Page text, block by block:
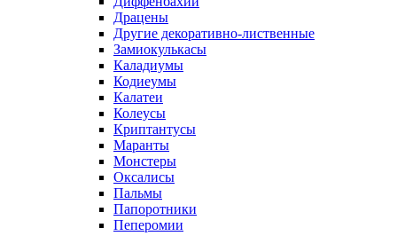
Драцены
Другие декоративно-лиственные
Замиокулькасы
Каладиумы
Кодиеумы
Калатеи
Колеусы
Криптантусы
Маранты
Монстеры
Оксалисы
Пальмы
Папоротники
Пеперомии